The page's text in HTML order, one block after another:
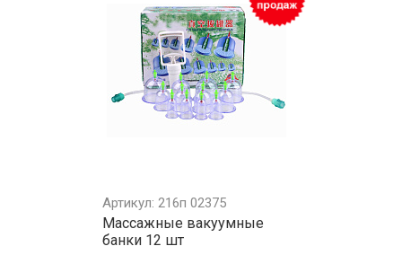
Артикул: 216п 02375
Массажные вакуумные
банки 12 шт